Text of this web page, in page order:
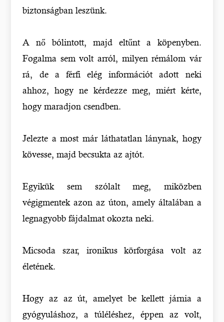
biztonságban leszünk.
A nő bólintott, majd eltűnt a köpenyben.
Fogalma sem volt arról, milyen rémálom vár
rá, de a férfi elég információt adott neki
ahhoz, hogy ne kérdezze meg, miért kérte,
hogy maradjon csendben.
Jelezte a most már láthatatlan lánynak, hogy
kövesse, majd becsukta az ajtót.
Egyikük sem szólalt meg, miközben
végigmentek azon az úton, amely általában a
legnagyobb fájdalmat okozta neki.
Micsoda szar, ironikus körforgása volt az
életének.
Hogy az az út, amelyet be kellett járnia a
gyógyuláshoz, a túléléshez, éppen az volt,